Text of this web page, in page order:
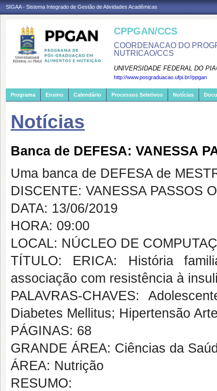
SIGAA - Sistema Integrado de Gestão de Atividades Acadêmicas
CPPGAN/CCS
COORDENACAO DO
NUTRICAO/CCS
UNIVERSIDADE FEDERAL DO
http://www.posgraduacao.ufpi.br//ppgan
Programa Ensino Calendário Processos Seletivos Notícias
Notícias
Banca de DEFESA: VANESSA
Uma banca de DEFESA de
DISCENTE: VANESSA PASSOS
DATA: 13/06/2019
HORA: 09:00
LOCAL: NÚCLEO DE
TÍTULO: ERICA: História
associação com resistência à
PALAVRAS-CHAVES:
Diabetes Mellitus; Hipertensão
PÁGINAS: 68
GRANDE ÁREA: Ciências da
ÁREA: Nutrição
RESUMO: